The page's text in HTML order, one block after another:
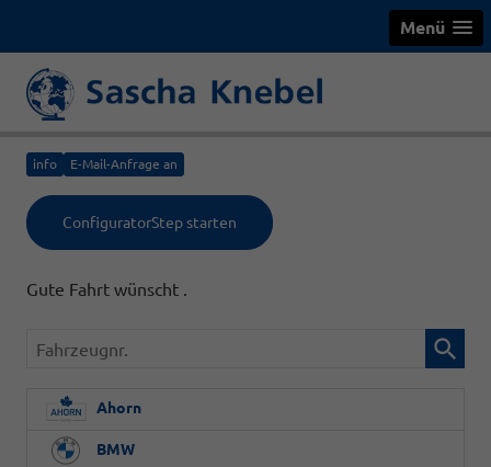
Menü
info E-Mail-Anfrage an
ConfiguratorStep starten
Gute Fahrt wünscht .
Fahrzeugnr.
Ahorn
BMW